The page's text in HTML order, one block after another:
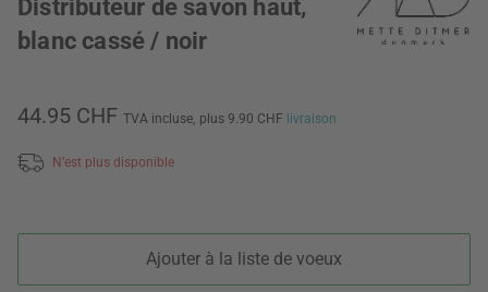
Distributeur de savon haut,
blanc cassé / noir
44.95 CHF TVA incluse, plus 9.90 CHF livraison
N’est plus disponible
Ajouter à la liste de voeux